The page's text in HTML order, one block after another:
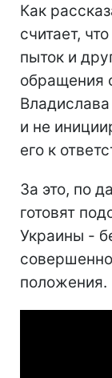
Как
считает,
пыток и
обращения
и не
его к
За это, по
готовят
Украины -
положения.